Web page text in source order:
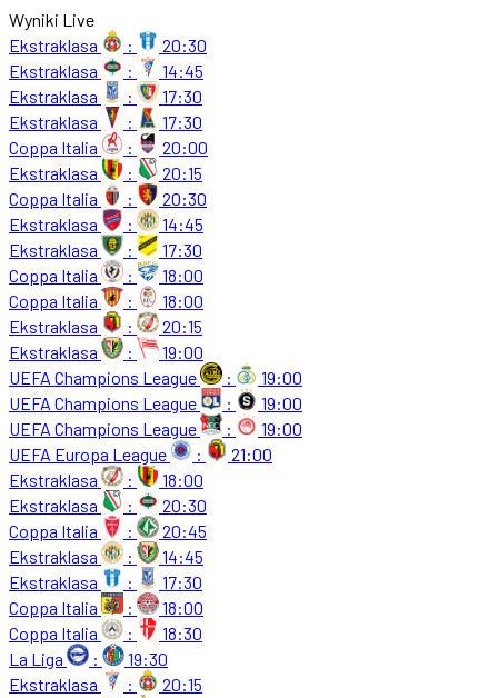
Wyniki Live
Ekstraklasa
:
20:30
Ekstraklasa
:
14:45
Ekstraklasa
:
17:30
Ekstraklasa
:
17:30
Coppa Italia
:
20:00
Ekstraklasa
:
20:15
Coppa Italia
:
20:30
Ekstraklasa
:
14:45
Ekstraklasa
:
17:30
Coppa Italia
:
18:00
Coppa Italia
:
18:00
Ekstraklasa
:
20:15
Ekstraklasa
:
19:00
UEFA Champions League
:
19:00
UEFA Champions League
:
19:00
UEFA Champions League
:
19:00
UEFA Europa League
:
21:00
Ekstraklasa
:
18:00
Ekstraklasa
:
20:30
Coppa Italia
:
20:45
Ekstraklasa
:
14:45
Ekstraklasa
:
17:30
Coppa Italia
:
18:00
Coppa Italia
:
18:30
La Liga
:
19:30
Ekstraklasa
:
20:15